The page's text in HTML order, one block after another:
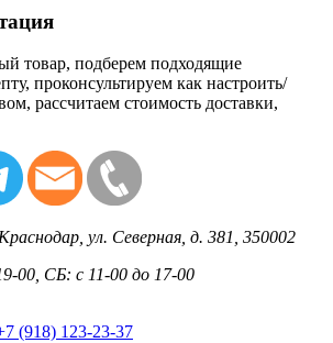
товар, подберем подходящие
проконсультируем как настроить/
рассчитаем стоимость доставки,
ул. Северная, д. 381 350002
00, СБ: с 11-00 до 17-00
(918) 123-23-37